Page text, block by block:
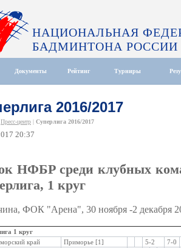
НАЦИОНАЛЬНАЯ
БАДМИНТОНА РОССИИ
Документы Рейтинг Турниры
2016/2017
Пресс-центр | Суперлига 2016/2017
20:37
НФБР среди клубных
1 круг
ФОК "Арена", 30 ноября -2 декабря
1 круг
край Приморье [1] 5-2
7-0